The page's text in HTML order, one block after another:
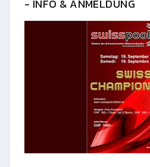
- INFO & ANMELDUNG